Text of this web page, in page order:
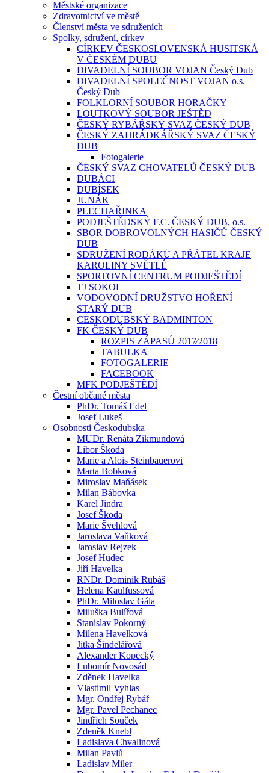
Městské organizace
Zdravotnictví ve městě
Členství města ve sdruženích
Spolky, sdružení, církev
CÍRKEV ČESKOSLOVENSKÁ HUSITSKÁ
V ČESKÉM DUBU
DIVADELNÍ SOUBOR VOJAN Český Dub
DIVADELNÍ SPOLEČNOST VOJAN o.s.
Český Dub
FOLKLORNÍ SOUBOR HORAČKY
LOUTKOVÝ SOUBOR JEŠTĚD
ČESKÝ RYBÁŘSKÝ SVAZ ČESKÝ DUB
ČESKÝ ZAHRÁDKÁŘSKÝ SVAZ ČESKÝ
DUB
Fotogalerie
ČESKÝ SVAZ CHOVATELŮ ČESKÝ DUB
DUBÁCI
DUBÍSEK
JUNÁK
PLECHAŘINKA
PODJEŠTĚDSKÝ F.C. ČESKÝ DUB, o.s.
SBOR DOBROVOLNÝCH HASIČŮ ČESKÝ
DUB
SDRUŽENÍ RODÁKŮ A PŘÁTEL KRAJE
KAROLINY SVĚTLÉ
SPORTOVNÍ CENTRUM PODJEŠTĚDÍ
TJ SOKOL
VODOVODNÍ DRUŽSTVO HOŘENÍ
STARÝ DUB
CESKODUBSKÝ BADMINTON
FK ČESKÝ DUB
ROZPIS ZÁPASŮ 2017⁄2018
TABULKA
FOTOGALERIE
FACEBOOK
MFK PODJEŠTĚDÍ
Čestní občané města
PhDr. Tomáš Edel
Josef Lukeš
Osobnosti Českodubska
MUDr. Renáta Zikmundová
Libor Škoda
Marie a Alois Steinbauerovi
Marta Bobková
Miroslav Maňásek
Milan Bábovka
Karel Jindra
Josef Škoda
Marie Švehlová
Jaroslava Vaňková
Jaroslav Rejzek
Josef Hudec
Jiří Havelka
RNDr. Dominik Rubáš
Helena Kaulfussová
PhDr. Miloslav Gála
Miluška Bulířová
Stanislav Pokorný
Milena Havelková
Jitka Šindelářová
Alexander Kopecký
Lubomír Novosád
Zděnek Havelka
Vlastimil Vyhlas
Mgr. Ondřej Rybář
Mgr. Pavel Pechanec
Jindřich Souček
Zdeněk Knebl
Ladislava Chvalinová
Milan Pavlů
Ladislav Miler